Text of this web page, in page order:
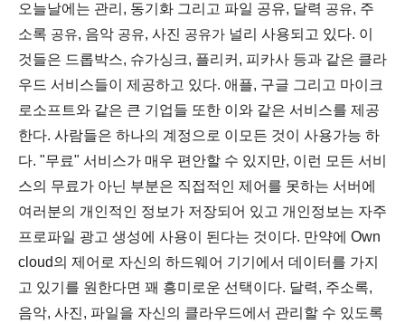
오늘날에는 관리, 동기화 그리고 파일 공유, 달력 공유, 주
소록 공유, 음악 공유, 사진 공유가 널리 사용되고 있다. 이
것들은 드롭박스, 슈가싱크, 플리 커, 피카사 등과 같은 클라
우드 서비스들이 제공하고 있다. 애플, 구글 그리고 마이크
로소프트와 같은 큰 기업들 또한 이와 같은 서비스를 제공
한다. 사람들은 하나의 계정으로 이모든 것이 사용가능 하
다. "무료" 서비스가 매우 편안할 수 있지만, 이런 모든 서비
스의 무료가 아닌 부분은 직접적인 제어를 못하는 서버에
여러분의 개인적인 정보가 저장되어 있고 개인정보는 자주
프로파일 광고 생성에 사용이 된다는 것이다. 만약에 Own
cloud의 제어로 자신의 하드웨어 기기에서 데이터를 가지
고 있기를 원한다면 꽤 흥미로운 선택이다. 달력, 주소록,
음악, 사진, 파일을 자신의 클라우드에서 관리할 수 있도록